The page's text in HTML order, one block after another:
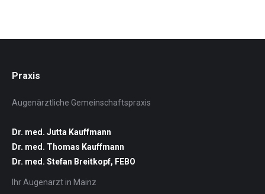
Praxis
Augenärztliche Gemeinschaftspraxis
Dr. med. Jutta Kauffmann
Dr. med. Thomas Kauffmann
Dr. med. Stefan Breitkopf, FEBO
Ihr Augenarzt in Mainz